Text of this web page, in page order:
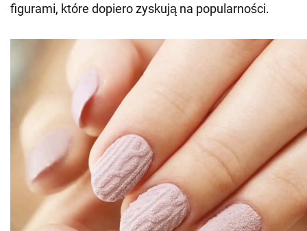
figurami, które dopiero zyskują na popularności.